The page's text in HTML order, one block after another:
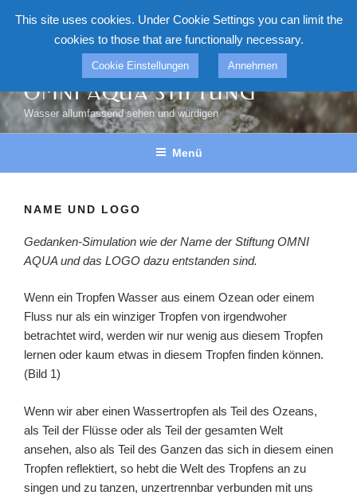
Inhalt
OMNI AQUA STIFTUNG
Wasser allumfassend sehen und würdigen
Menü
NAME UND LOGO
Gedanken-Simulation wie der Name der Stiftung OMNI
AQUA und das LOGO dazu entstanden sind.
Wenn ein Tropfen Wasser aus einem Ozean oder einem
Fluss nur als ein winziger Tropfen von irgendwoher
betrachtet wird, werden wir nur wenig aus diesem Tropfen
lernen oder kaum etwas in diesem Tropfen finden können.
(Bild 1)
Wenn wir aber einen Wassertropfen als Teil des Ozeans,
als Teil der Flüsse oder als Teil der gesamten Welt
ansehen, also als Teil des Ganzen das sich in diesem einen
Tropfen reflektiert, so hebt die Welt des Tropfens an zu
singen und zu tanzen, unzertrennbar verbunden mit uns
This site uses cookies. Under Cookie Settings you can limit the
cookies to those that are functionally necessary.
Cookie Einstellungen Annehmen